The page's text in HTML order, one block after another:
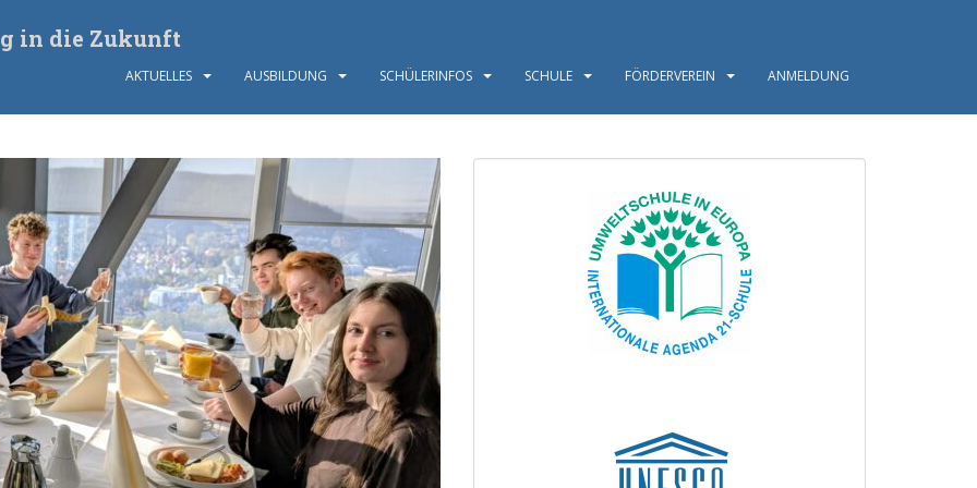
in die Zukunft
AKTUELLES AUSBILDUNG SCHÜLERINFOS SCHULE FÖRDERVEREIN ANMELDUNG